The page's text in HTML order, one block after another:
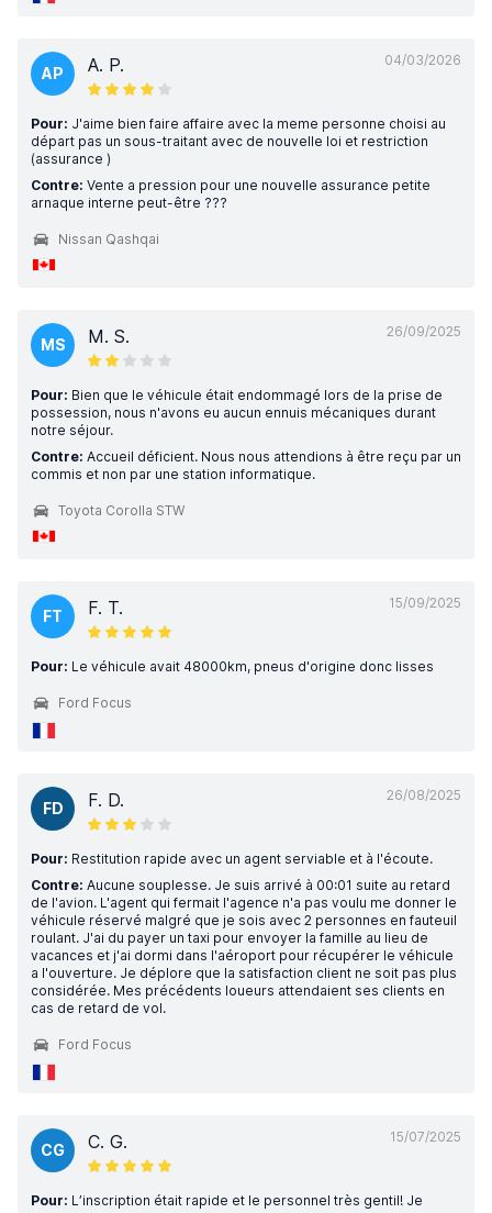
04/03/2026
AP A. P.
Pour: J'aime bien faire affaire avec la meme personne choisi au
départ pas un sous-traitant avec de nouvelle loi et restriction
(assurance )
Contre: Vente a pression pour une nouvelle assurance petite
arnaque interne peut-être ???
Nissan Qashqai
26/09/2025
MS M. S.
Pour: Bien que le véhicule était endommagé lors de la prise de
possession, nous n'avons eu aucun ennuis mécaniques durant
notre séjour.
Contre: Accueil déficient. Nous nous attendions à être reçu par un
commis et non par une station informatique.
Toyota Corolla STW
15/09/2025
FT F. T.
Pour: Le véhicule avait 48000km, pneus d'origine donc lisses
Ford Focus
26/08/2025
FD F. D.
Pour: Restitution rapide avec un agent serviable et à l'écoute.
Contre: Aucune souplesse. Je suis arrivé à 00:01 suite au retard
de l'avion. L'agent qui fermait l'agence n'a pas voulu me donner le
véhicule réservé malgré que je sois avec 2 personnes en fauteuil
roulant. J'ai du payer un taxi pour envoyer la famille au lieu de
vacances et j'ai dormi dans l'aéroport pour récupérer le véhicule
a l'ouverture. Je déplore que la satisfaction client ne soit pas plus
considérée. Mes précédents loueurs attendaient ses clients en
cas de retard de vol.
Ford Focus
15/07/2025
CG C. G.
Pour: L’inscription était rapide et le personnel très gentil! Je